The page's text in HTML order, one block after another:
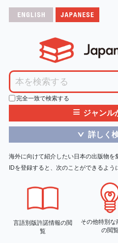
完全一致で検索する
≡ ジャンル
＞ 詳しく
海外に向けて紹介したい日本の出版物を
IDを登録すると、次のことができるよう
言語別版許諾情報の閲
覧
その他特別な
の閲